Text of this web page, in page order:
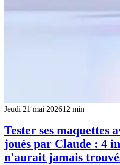
Jeudi 21 mai 202612 min
Tester ses maquettes
joués par Claude : 4
n'aurait jamais